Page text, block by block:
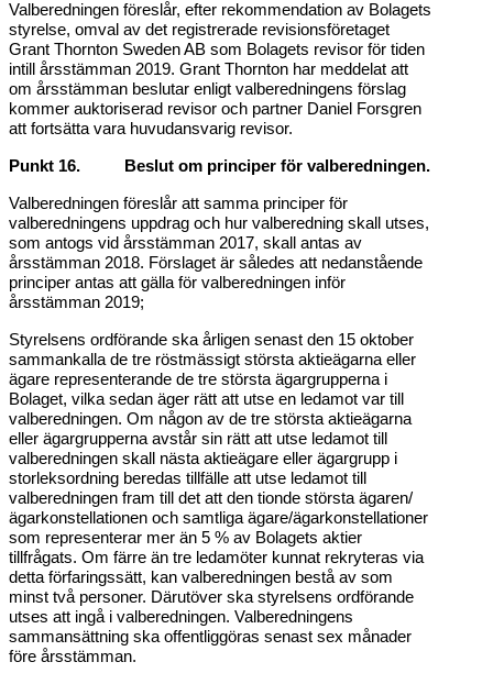
Valberedningen föreslår, efter rekommendation av Bolagets
styrelse, omval av det registrerade revisionsföretaget
Grant Thornton Sweden AB som Bolagets revisor för tiden
intill årsstämman 2019. Grant Thornton har meddelat att
om årsstämman beslutar enligt valberedningens förslag
kommer auktoriserad revisor och partner Daniel Forsgren
att fortsätta vara huvudansvarig revisor.
Punkt 16. Beslut om principer för valberedningen.
Valberedningen föreslår att samma principer för
valberedningens uppdrag och hur valberedning skall utses,
som antogs vid årsstämman 2017, skall antas av
årsstämman 2018. Förslaget är således att nedanstående
principer antas att gälla för valberedningen inför
årsstämman 2019;
Styrelsens ordförande ska årligen senast den 15 oktober
sammankalla de tre röstmässigt största aktieägarna eller
ägare representerande de tre största ägargrupperna i
Bolaget, vilka sedan äger rätt att utse en ledamot var till
valberedningen. Om någon av de tre största aktieägarna
eller ägargrupperna avstår sin rätt att utse ledamot till
valberedningen skall nästa aktieägare eller ägargrupp i
storleksordning beredas tillfälle att utse ledamot till
valberedningen fram till det att den tionde största ägaren/
ägarkonstellationen och samtliga ägare/ägarkonstellationer
som representerar mer än 5 % av Bolagets aktier
tillfrågats. Om färre än tre ledamöter kunnat rekryteras via
detta förfaringssätt, kan valberedningen bestå av som
minst två personer. Därutöver ska styrelsens ordförande
utses att ingå i valberedningen. Valberedningens
sammansättning ska offentliggöras senast sex månader
före årsstämman.